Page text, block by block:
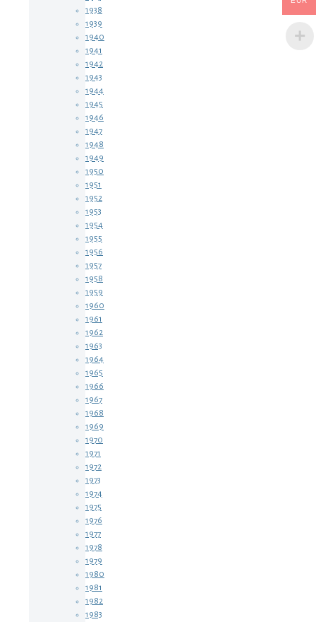
1938
1939
1940
1941
1942
1943
1944
1945
1946
1947
1948
1949
1950
1951
1952
1953
1954
1955
1956
1957
1958
1959
1960
1961
1962
1963
1964
1965
1966
1967
1968
1969
1970
1971
1972
1973
1974
1975
1976
1977
1978
1979
1980
1981
1982
1983